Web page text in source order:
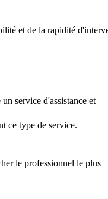
et de la rapidité
service d'assistance et
ce type de service.
le professionnel le plus